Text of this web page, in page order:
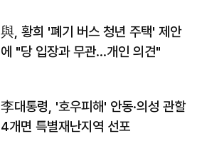
與, 황희 '폐기 버스 청년 주택' 제안
에 "당 입장과 무관…개인 의견"
李대통령, '호우피해' 안동·의성 관할
4개면 특별재난지역 선포